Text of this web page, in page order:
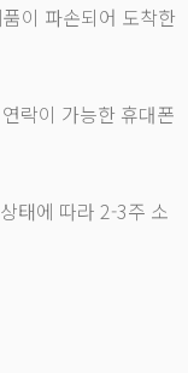
이 파손되어 도착한
락이 가능한 휴대폰
태에 따라 2-3주 소